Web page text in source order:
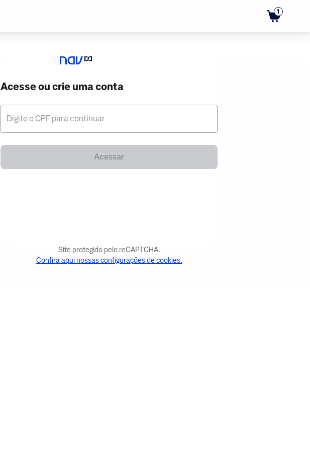
1
Acesse ou crie uma conta
Digite o CPF para continuar
Acessar
Site protegido pelo reCAPTCHA.
Confira aqui nossas configurações de cookies.